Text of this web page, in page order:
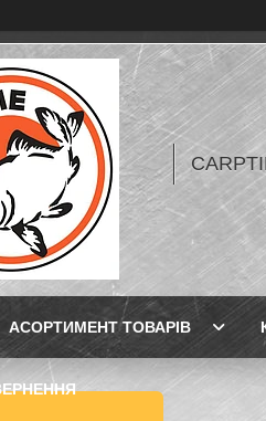
АСОРТИМЕНТ ТОВАРІВ